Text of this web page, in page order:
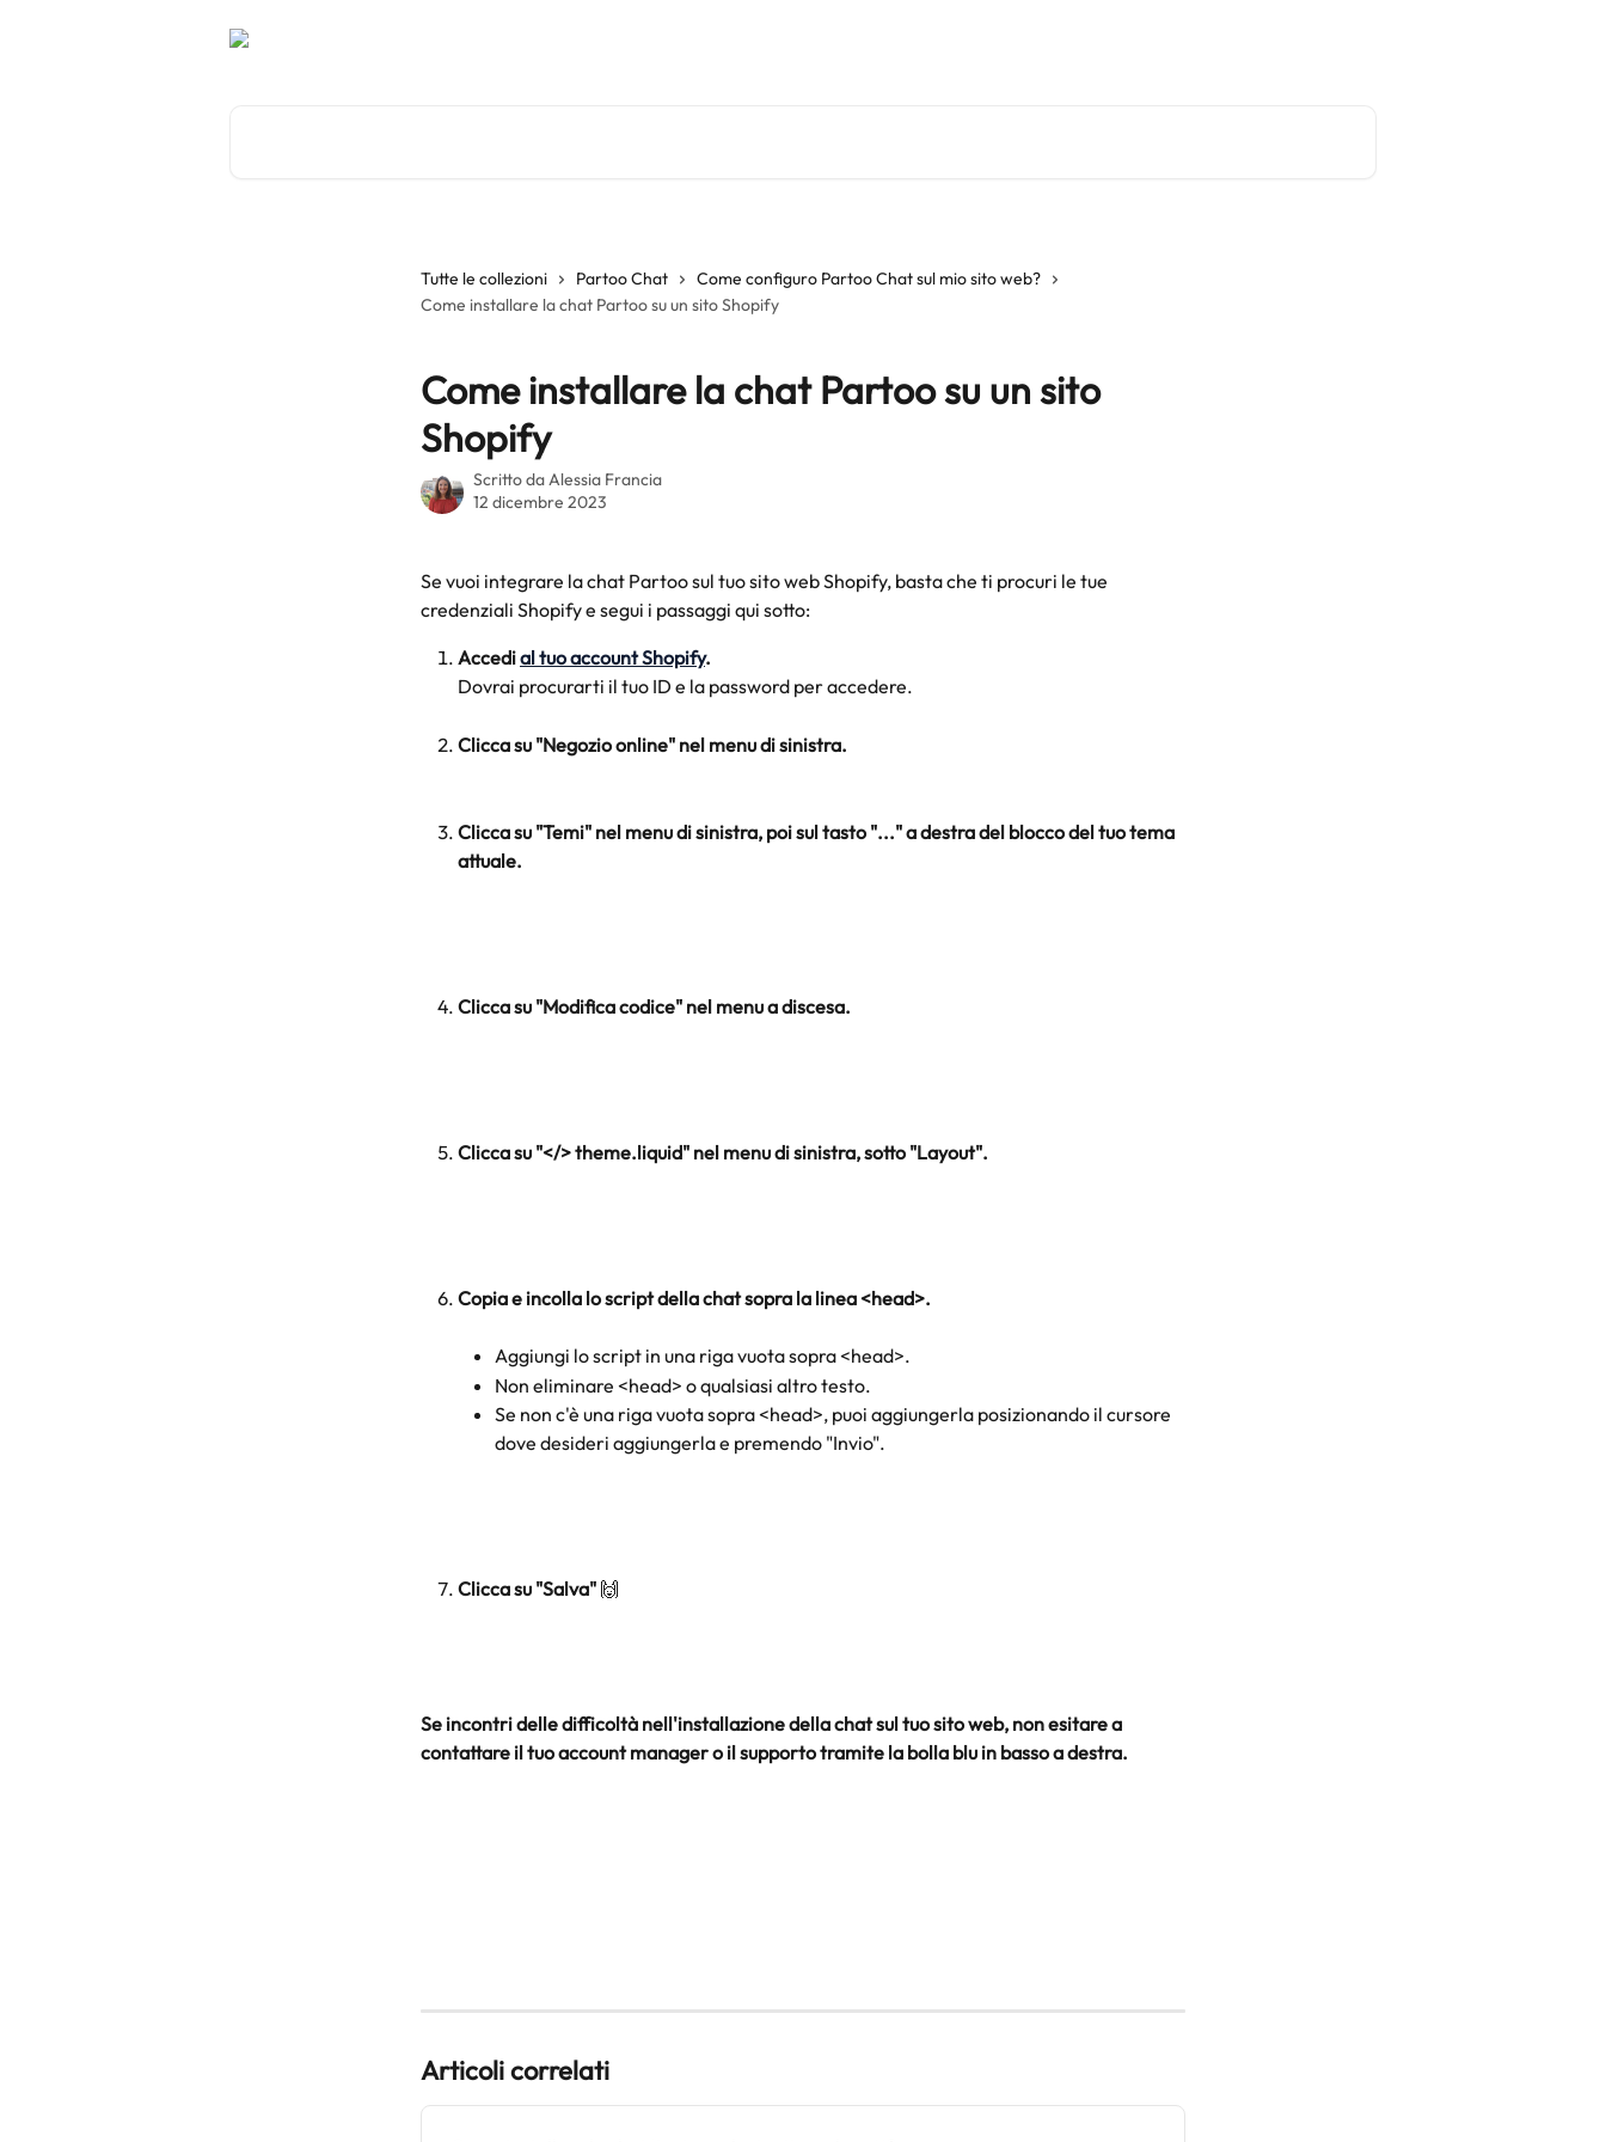
Tutte le collezioni Partoo Chat
Come configuro Partoo Chat sul mio sito web?
Come installare la chat Partoo su un sito Shopify
Come installare la chat Partoo su un sito
Shopify
Scritto daAlessia Francia
12 dicembre 2023
Se vuoi integrare la chat Partoo sul tuo sito web Shopify, basta che ti procuri le tue
credenziali Shopify e segui i passaggi qui sotto:
Accedi al tuo account Shopify.
Dovrai procurarti il tuo ID e la password per accedere.
Clicca su "Negozio online" nel menu di sinistra.
Clicca su "Temi" nel menu di sinistra, poi sul tasto "..." a destra del blocco del tuo tema
attuale.
Clicca su "Modifica codice" nel menu a discesa.
Clicca su "</> theme.liquid" nel menu di sinistra, sotto "Layout".
Copia e incolla lo script della chat sopra la linea <head>.
Aggiungi lo script in una riga vuota sopra <head>.
Non eliminare <head> o qualsiasi altro testo.
Se non c'è una riga vuota sopra <head>, puoi aggiungerla posizionando il cursore
dove desideri aggiungerla e premendo "Invio".
Clicca su "Salva" 🙌
Se incontri delle difficoltà nell'installazione della chat sul tuo sito web, non esitare a
contattare il tuo account manager o il supporto tramite la bolla blu in basso a destra.
Articoli correlati